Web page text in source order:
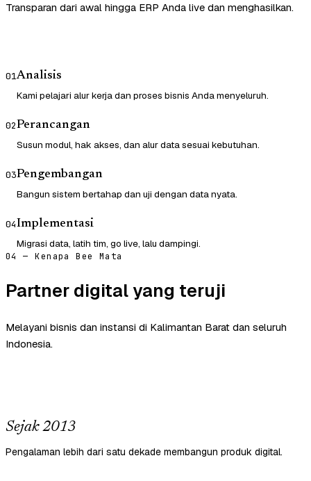
Transparan dari awal hingga ERP Anda live dan menghasilkan.
01Analisis
Kami pelajari alur kerja dan proses bisnis Anda menyeluruh.
02Perancangan
Susun modul, hak akses, dan alur data sesuai kebutuhan.
03Pengembangan
Bangun sistem bertahap dan uji dengan data nyata.
04Implementasi
Migrasi data, latih tim, go live, lalu dampingi.
04 — Kenapa Bee Mata
Partner digital yang teruji
Melayani bisnis dan instansi di Kalimantan Barat dan seluruh
Indonesia.
Sejak 2013
Pengalaman lebih dari satu dekade membangun produk digital.